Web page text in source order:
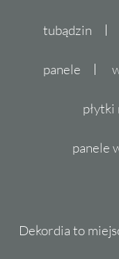
tubądzin
panele
płytki
panele
Dekordia to